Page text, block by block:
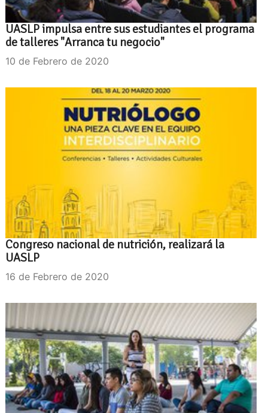
UASLP impulsa entre sus estudiantes el programa
de talleres "Arranca tu negocio"
10 de Febrero de 2020
Congreso nacional de nutrición, realizará la
UASLP
16 de Febrero de 2020